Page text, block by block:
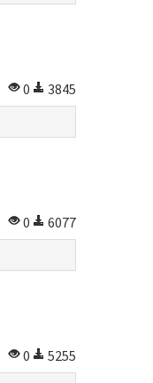
0
3845
0
6077
0
5255